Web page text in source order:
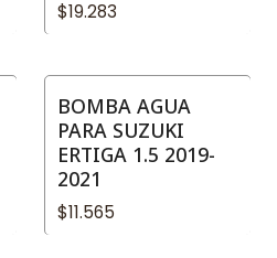
$19.283
BOMBA AGUA
PARA SUZUKI
ERTIGA 1.5 2019-
2021
$11.565